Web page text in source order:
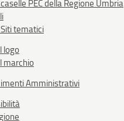
PEC della Regione Umbria
tematici
logo
marchio
Amministrativi